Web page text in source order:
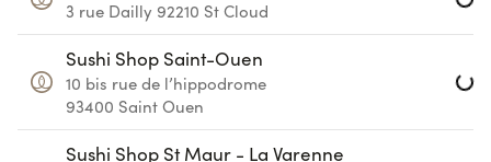
3 rue Dailly 92210 St Cloud
Sushi Shop Saint-Ouen
10 bis rue de l’hippodrome
93400 Saint Ouen
Sushi Shop St Maur - La Varenne